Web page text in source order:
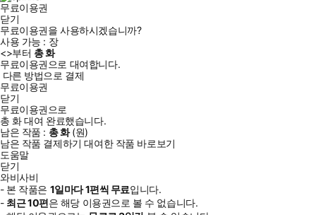
무료이용권
닫기
무료이용권을 사용하시겠습니까?
사용 가능 : 장
<>부터 총화
무료이용권으로 대여합니다.
다른 방법으로 결제
무료이용권
닫기
무료이용권으로
총 화대여 완료했습니다.
남은 작품 : 총화(원)
남은 작품 결제하기 대여한 작품 바로보기
도움말
닫기
와비사비
- 본 작품은 1일마다1편씩 무료입니다.
- 최근10편은 해당 이용권으로 볼 수 없습니다.